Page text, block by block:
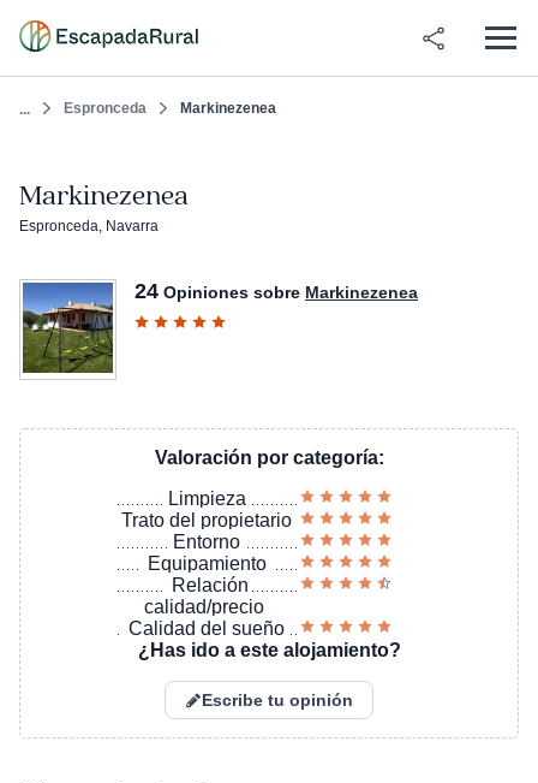
... Espronceda Markinezenea
Markinezenea
Espronceda, Navarra
24 Opiniones sobre Markinezenea
Valoración por categoría:
Limpieza
Trato del propietario
Entorno
Equipamiento
Relación
calidad/precio
Calidad del sueño
¿Has ido a este alojamiento?
Escribe tu opinión